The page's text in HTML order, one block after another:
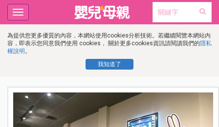
為提供您更多優質的內容，本網站使用cookies分析技術。若繼續閱覽本網站內
容，即表示您同意我們使用 cookies， 關於更多cookies資訊請閱讀我們的隱私
權說明 。
我知道了
Toggle
navigation